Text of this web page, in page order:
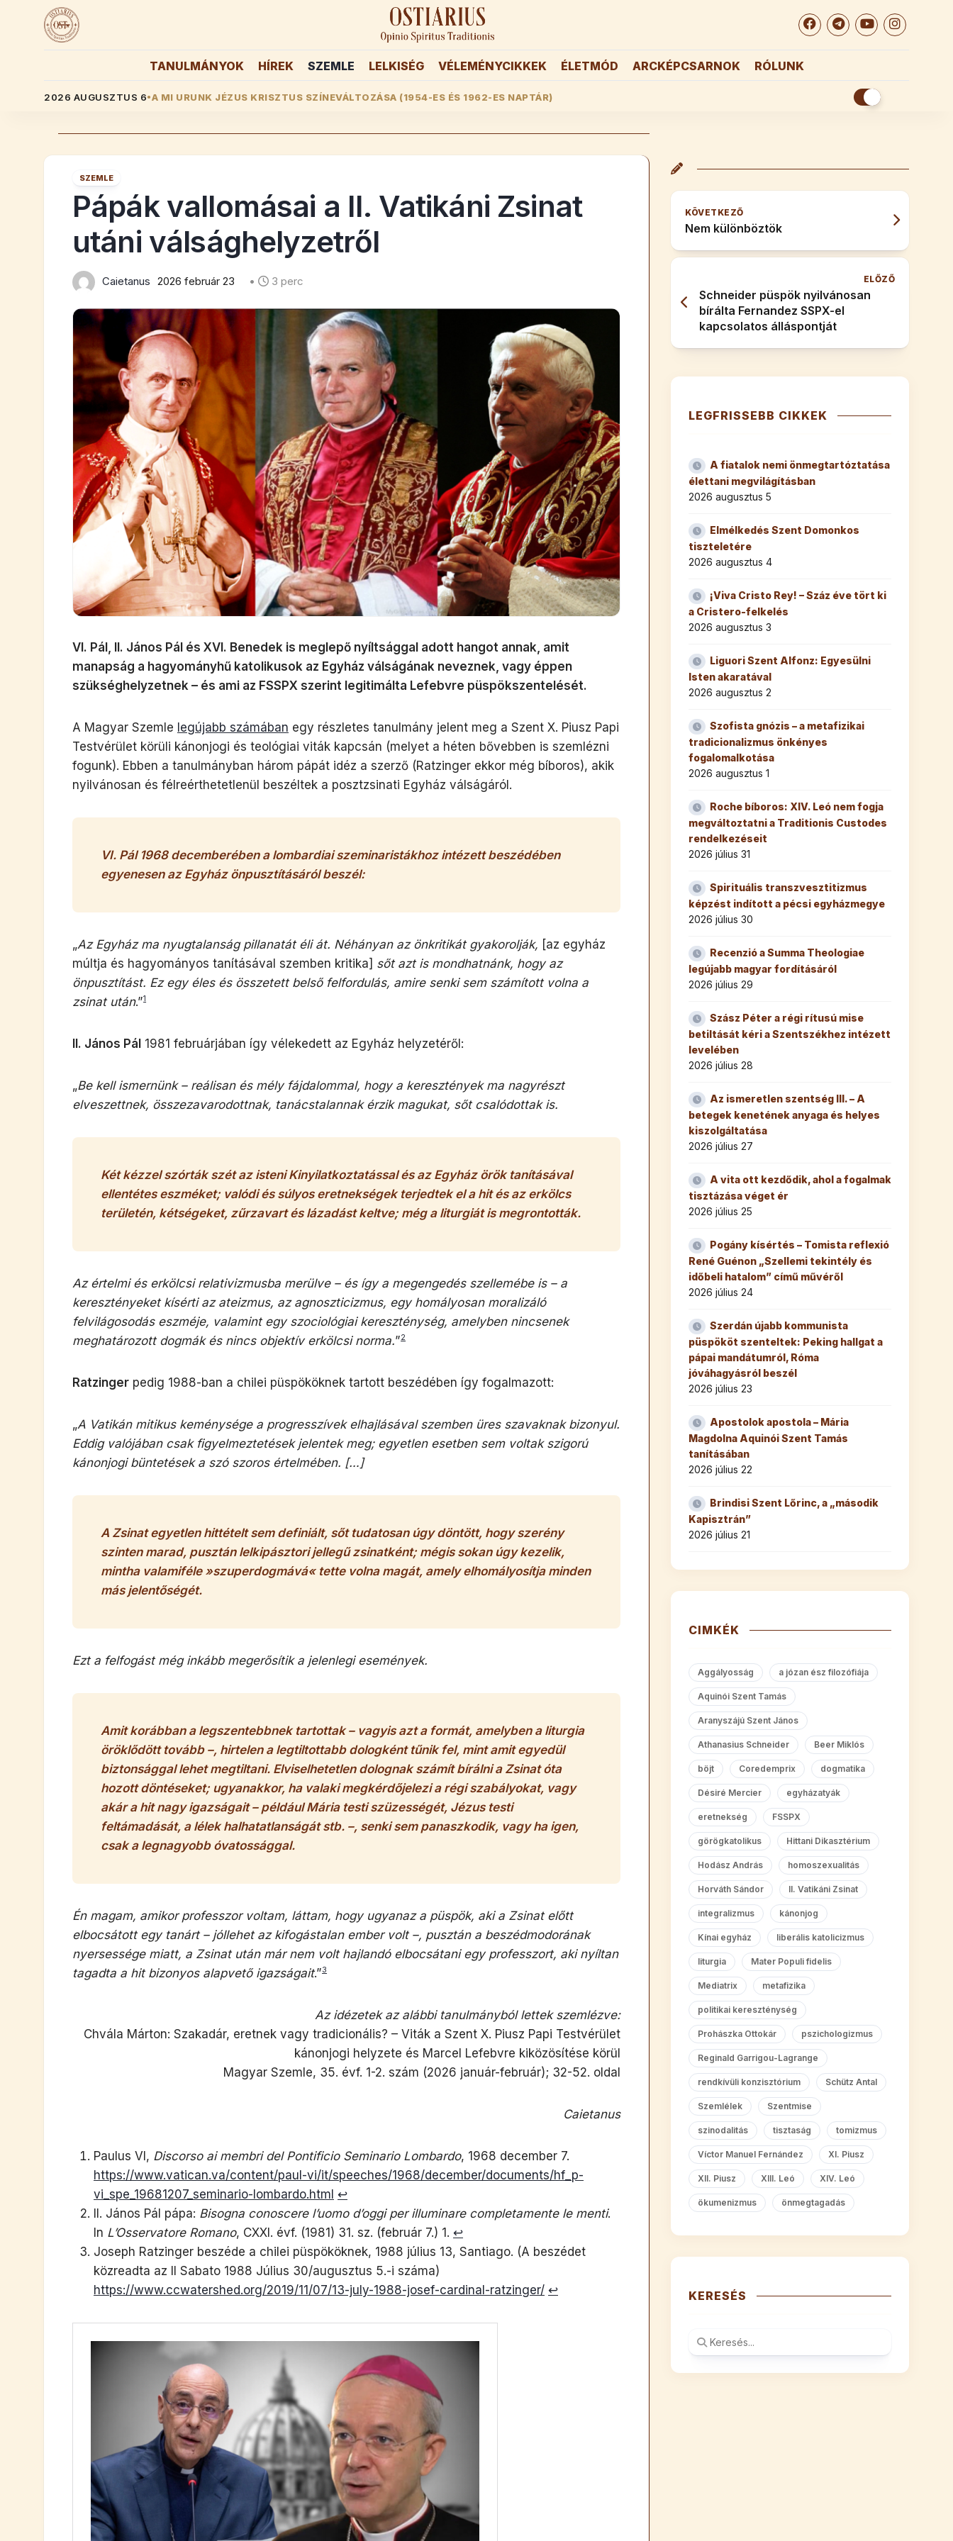
TANULMÁNYOK HÍREK SZEMLE LELKISÉG VÉLEMÉNYCIKKEK ÉLETMÓD ARCKÉPCSARNOK RÓLUNK
2026 AUGUSZTUS 6●A MI URUNK JÉZUS KRISZTUS SZÍNEVÁLTOZÁSA (1954-ES ÉS 1962-ES NAPTÁR)
SZEMLE
Pápák vallomásai a II. Vatikáni Zsinat
utáni válsághelyzetről
Caietanus 2026 február 23 • 3 perc
VI. Pál, II. János Pál és XVI. Benedek is meglepő nyíltsággal adott hangot annak, amit
manapság a hagyományhű katolikusok az Egyház válságának neveznek, vagy éppen
szükséghelyzetnek – és ami az FSSPX szerint legitimálta Lefebvre püspökszentelését.
A Magyar Szemle legújabb számában egy részletes tanulmány jelent meg a Szent X. Piusz Papi
Testvérület körüli kánonjogi és teológiai viták kapcsán (melyet a héten bővebben is szemlézni
fogunk). Ebben a tanulmányban három pápát idéz a szerző (Ratzinger ekkor még bíboros), akik
nyilvánosan és félreérthetetlenül beszéltek a posztzsinati Egyház válságáról.
VI. Pál 1968 decemberében a lombardiai szeminaristákhoz intézett beszédében
egyenesen az Egyház önpusztításáról beszél:
„Az Egyház ma nyugtalanság pillanatát éli át. Néhányan az önkritikát gyakorolják, [az egyház
múltja és hagyományos tanításával szemben kritika] sőt azt is mondhatnánk, hogy az
önpusztítást. Ez egy éles és összetett belső felfordulás, amire senki sem számított volna a
zsinat után.”1
II. János Pál 1981 februárjában így vélekedett az Egyház helyzetéről:
„Be kell ismernünk – reálisan és mély fájdalommal, hogy a keresztények ma nagyrészt
elveszettnek, összezavarodottnak, tanácstalannak érzik magukat, sőt csalódottak is.
Két kézzel szórták szét az isteni Kinyilatkoztatással és az Egyház örök tanításával
ellentétes eszméket; valódi és súlyos eretnekségek terjedtek el a hit és az erkölcs
területén, kétségeket, zűrzavart és lázadást keltve; még a liturgiát is megrontották.
Az értelmi és erkölcsi relativizmusba merülve – és így a megengedés szellemébe is – a
keresztényeket kísérti az ateizmus, az agnoszticizmus, egy homályosan moralizáló
felvilágosodás eszméje, valamint egy szociológiai kereszténység, amelyben nincsenek
meghatározott dogmák és nincs objektív erkölcsi norma.”2
Ratzinger pedig 1988-ban a chilei püspököknek tartott beszédében így fogalmazott:
„A Vatikán mitikus keménysége a progresszívek elhajlásával szemben üres szavaknak bizonyul.
Eddig valójában csak figyelmeztetések jelentek meg; egyetlen esetben sem voltak szigorú
kánonjogi büntetések a szó szoros értelmében. […]
A Zsinat egyetlen hittételt sem definiált, sőt tudatosan úgy döntött, hogy szerény
szinten marad, pusztán lelkipásztori jellegű zsinatként; mégis sokan úgy kezelik,
mintha valamiféle »szuperdogmává« tette volna magát, amely elhomályosítja minden
más jelentőségét.
Ezt a felfogást még inkább megerősítik a jelenlegi események.
Amit korábban a legszentebbnek tartottak – vagyis azt a formát, amelyben a liturgia
öröklődött tovább –, hirtelen a legtiltottabb dologként tűnik fel, mint amit egyedül
biztonsággal lehet megtiltani. Elviselhetetlen dolognak számít bírálni a Zsinat óta
hozott döntéseket; ugyanakkor, ha valaki megkérdőjelezi a régi szabályokat, vagy
akár a hit nagy igazságait – például Mária testi szüzességét, Jézus testi
feltámadását, a lélek halhatatlanságát stb. –, senki sem panaszkodik, vagy ha igen,
csak a legnagyobb óvatossággal.
Én magam, amikor professzor voltam, láttam, hogy ugyanaz a püspök, aki a Zsinat előtt
elbocsátott egy tanárt – jóllehet az kifogástalan ember volt –, pusztán a beszédmodorának
nyersessége miatt, a Zsinat után már nem volt hajlandó elbocsátani egy professzort, aki nyíltan
tagadta a hit bizonyos alapvető igazságait.”3
Az idézetek az alábbi tanulmányból lettek szemlézve:
Chvála Márton: Szakadár, eretnek vagy tradicionális? – Viták a Szent X. Piusz Papi Testvérület
kánonjogi helyzete és Marcel Lefebvre kiközösítése körül
Magyar Szemle, 35. évf. 1-2. szám (2026 január-február); 32-52. oldal
Caietanus
Paulus VI, Discorso ai membri del Pontificio Seminario Lombardo, 1968 december 7.
https://www.vatican.va/content/paul-vi/it/speeches/1968/december/documents/hf_p-
vi_spe_19681207_seminario-lombardo.html ↩︎
II. János Pál pápa: Bisogna conoscere l’uomo d’oggi per illuminare completamente le menti.
In L’Osservatore Romano, CXXI. évf. (1981) 31. sz. (február 7.) 1. ↩︎
Joseph Ratzinger beszéde a chilei püspököknek, 1988 július 13, Santiago. (A beszédet
közreadta az Il Sabato 1988 Július 30/augusztus 5.-i száma)
https://www.ccwatershed.org/2019/11/07/13-july-1988-josef-cardinal-ratzinger/ ↩︎
KÖVETKEZŐ
Nem különböztök
ELŐZŐ
Schneider püspök nyilvánosan
bírálta Fernandez SSPX-el
kapcsolatos álláspontját
LEGFRISSEBB CIKKEK
A fiatalok nemi önmegtartóztatása
élettani megvilágításban
2026 augusztus 5
Elmélkedés Szent Domonkos
tiszteletére
2026 augusztus 4
¡Viva Cristo Rey! – Száz éve tört ki
a Cristero-felkelés
2026 augusztus 3
Liguori Szent Alfonz: Egyesülni
Isten akaratával
2026 augusztus 2
Szofista gnózis – a metafizikai
tradicionalizmus önkényes
fogalomalkotása
2026 augusztus 1
Roche bíboros: XIV. Leó nem fogja
megváltoztatni a Traditionis Custodes
rendelkezéseit
2026 július 31
Spirituális transzvesztitizmus
képzést indított a pécsi egyházmegye
2026 július 30
Recenzió a Summa Theologiae
legújabb magyar fordításáról
2026 július 29
Szász Péter a régi rítusú mise
betiltását kéri a Szentszékhez intézett
levelében
2026 július 28
Az ismeretlen szentség III. – A
betegek kenetének anyaga és helyes
kiszolgáltatása
2026 július 27
A vita ott kezdődik, ahol a fogalmak
tisztázása véget ér
2026 július 25
Pogány kísértés – Tomista reflexió
René Guénon „Szellemi tekintély és
időbeli hatalom” című művéről
2026 július 24
Szerdán újabb kommunista
püspököt szenteltek: Peking hallgat a
pápai mandátumról, Róma
jóváhagyásról beszél
2026 július 23
Apostolok apostola – Mária
Magdolna Aquinói Szent Tamás
tanításában
2026 július 22
Brindisi Szent Lőrinc, a „második
Kapisztrán”
2026 július 21
CIMKÉK
Aggályosság a józan ész filozófiája
Aquinói Szent Tamás
Aranyszájú Szent János
Athanasius Schneider Beer Miklós
böjt Coredemprix dogmatika
Désiré Mercier egyházatyák
eretnekség FSSPX
görögkatolikus Hittani Dikasztérium
Hodász András homoszexualitás
Horváth Sándor II. Vatikáni Zsinat
integralizmus kánonjog
Kínai egyház liberális katolicizmus
liturgia Mater Populi fidelis
Mediatrix metafizika
politikai kereszténység
Prohászka Ottokár pszichologizmus
Reginald Garrigou-Lagrange
rendkívüli konzisztórium Schütz Antal
Szemlélek Szentmise
szinodalitás tisztaság tomizmus
Víctor Manuel Fernández XI. Piusz
XII. Piusz XIII. Leó XIV. Leó
ökumenizmus önmegtagadás
KERESÉS